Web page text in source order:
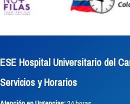
ESE Hospital Universitario del
Servicios y Horarios